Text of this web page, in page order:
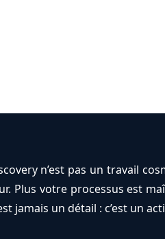
n’est pas un travail
Plus votre processus est
jamais un détail : c’est un